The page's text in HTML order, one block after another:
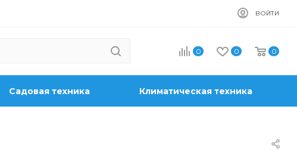
ВОЙТИ
0 0 0
Садовая техника Климатическая техника